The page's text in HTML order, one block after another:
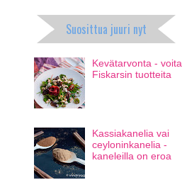
Suosittua juuri nyt
Kevätarvonta - voita
Fiskarsin tuotteita
Kassiakanelia vai
ceyloninkanelia -
kaneleilla on eroa